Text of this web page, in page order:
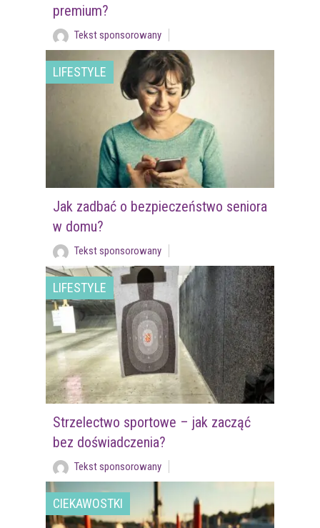
premium?
Tekst sponsorowany
LIFESTYLE
Jak zadbać o bezpieczeństwo seniora
w domu?
Tekst sponsorowany
LIFESTYLE
Strzelectwo sportowe – jak zacząć
bez doświadczenia?
Tekst sponsorowany
CIEKAWOSTKI